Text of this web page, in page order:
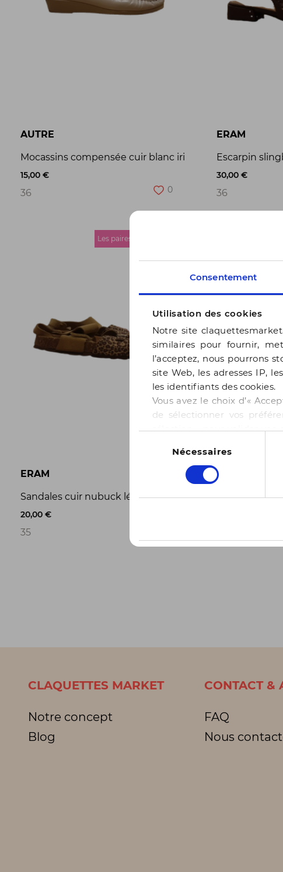
Consentement
Utilisation des cookies
Notre site
similaires pour fournir,
l’acceptez, nous pourrons
site Web, les adresses IP,
les identifiants des cookies.
Vous avez le choix d’«
de sélectionner vos
sélection » pour valider
consentement
Nécessaires
AUTRE
Mocassins compensée cuir blanc irisé MOC.FRANCE
15,00 €
36 0
ERAM
Escarpin
30,00 €
36
Les paires de nos clients
ERAM
Sandales cuir nubuck léopard ERAM T35 de seconde
20,00 €
35
TBS
Basket TBS
CLAQUETTES MARKET
Notre concept
Blog
CONTACT &
FAQ
Nous